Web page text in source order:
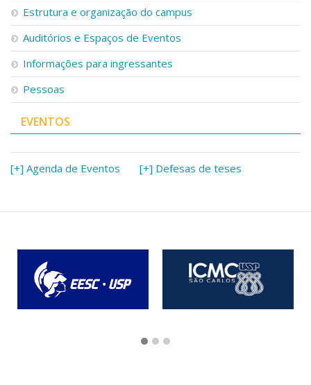
Estrutura e organização do campus
Auditórios e Espaços de Eventos
Informações para ingressantes
Pessoas
EVENTOS
[+] Agenda de Eventos [+] Defesas de teses